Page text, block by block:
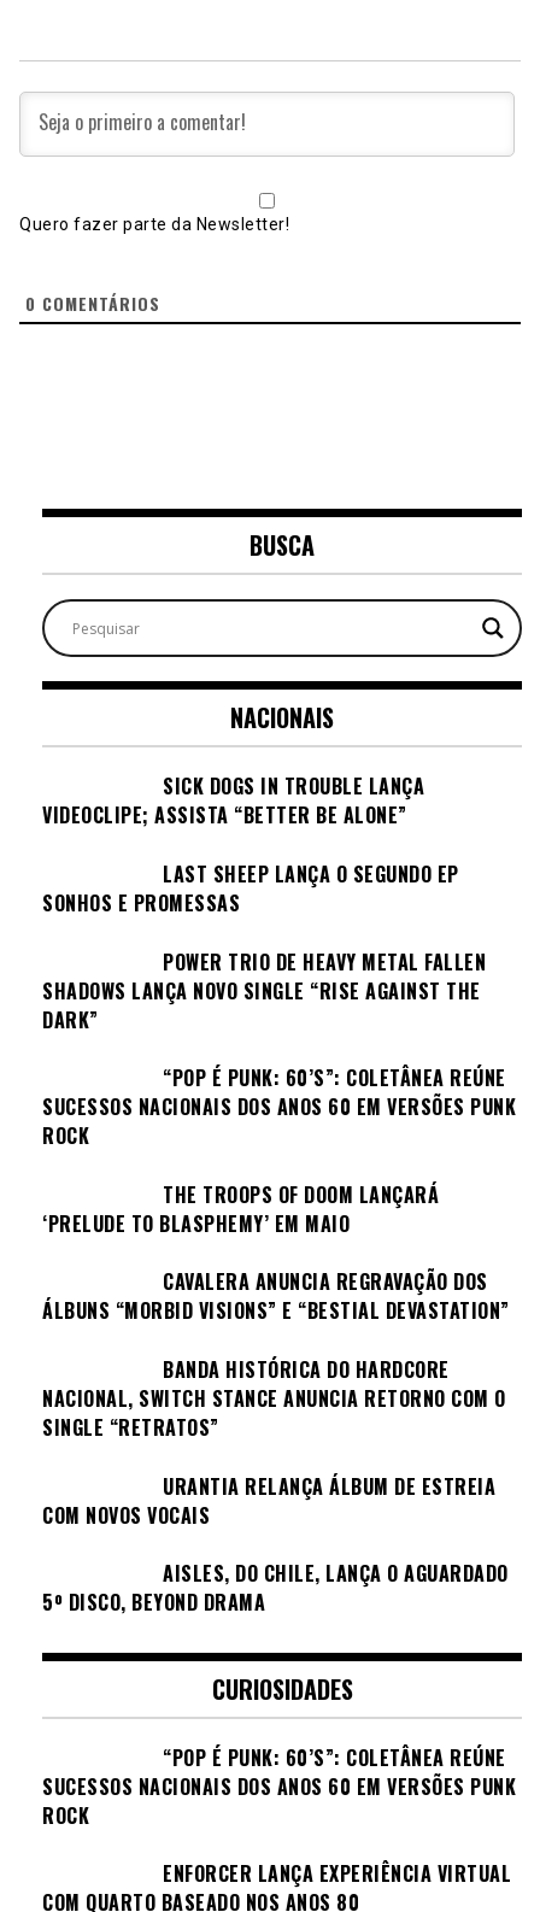
Quero fazer parte da Newsletter!
0 COMENTÁRIOS
BUSCA
NACIONAIS
SICK DOGS IN TROUBLE LANÇA
VIDEOCLIPE; ASSISTA “BETTER BE ALONE”
LAST SHEEP LANÇA O SEGUNDO EP
SONHOS E PROMESSAS
POWER TRIO DE HEAVY METAL FALLEN
SHADOWS LANÇA NOVO SINGLE “RISE AGAINST THE
DARK”
“POP É PUNK: 60’S”: COLETÂNEA REÚNE
SUCESSOS NACIONAIS DOS ANOS 60 EM VERSÕES PUNK
ROCK
THE TROOPS OF DOOM LANÇARÁ
‘PRELUDE TO BLASPHEMY’ EM MAIO
CAVALERA ANUNCIA REGRAVAÇÃO DOS
ÁLBUNS “MORBID VISIONS” E “BESTIAL DEVASTATION”
BANDA HISTÓRICA DO HARDCORE
NACIONAL, SWITCH STANCE ANUNCIA RETORNO COM O
SINGLE “RETRATOS”
URANTIA RELANÇA ÁLBUM DE ESTREIA
COM NOVOS VOCAIS
AISLES, DO CHILE, LANÇA O AGUARDADO
5º DISCO, BEYOND DRAMA
CURIOSIDADES
“POP É PUNK: 60’S”: COLETÂNEA REÚNE
SUCESSOS NACIONAIS DOS ANOS 60 EM VERSÕES PUNK
ROCK
ENFORCER LANÇA EXPERIÊNCIA VIRTUAL
COM QUARTO BASEADO NOS ANOS 80